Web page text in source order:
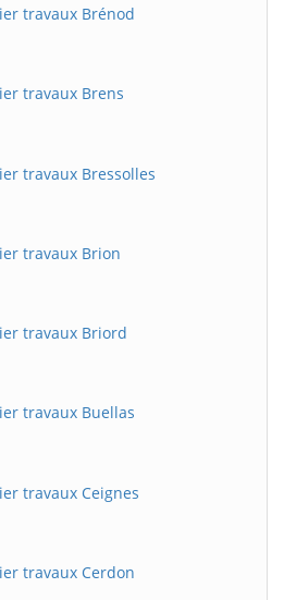
travaux Brénod
travaux Brens
travaux Bressolles
travaux Brion
travaux Briord
travaux Buellas
travaux Ceignes
travaux Cerdon